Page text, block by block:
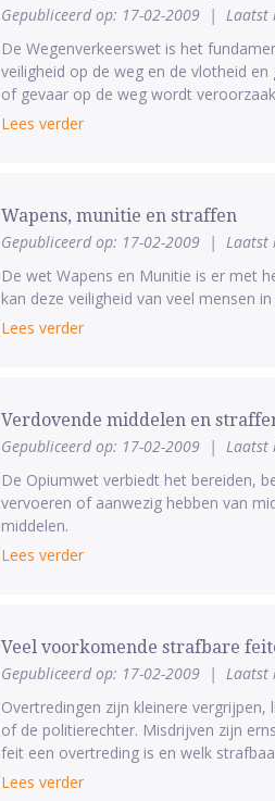
Gepubliceerd op: 17-02-2009 | Laatst
De Wegenverkeerswet is het
veiligheid op de weg en de vlotheid
of gevaar op de weg wordt
Lees verder
Wapens, munitie en straffen
Gepubliceerd op: 17-02-2009 | Laatst
De wet Wapens en Munitie is er met
kan deze veiligheid van veel mensen
Lees verder
Verdovende middelen en
Gepubliceerd op: 17-02-2009 | Laatst
De Opiumwet verbiedt het bereiden,
vervoeren of aanwezig hebben van
middelen.
Lees verder
Veel voorkomende strafbare
Gepubliceerd op: 17-02-2009 | Laatst
Overtredingen zijn kleinere
of de politierechter. Misdrijven zijn
feit een overtreding is en welk
Lees verder